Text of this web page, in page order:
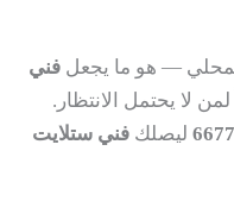
— هو ما يجعل فني
لمن لا يحتمل الانتظار.
ليصلك فني ستلايت